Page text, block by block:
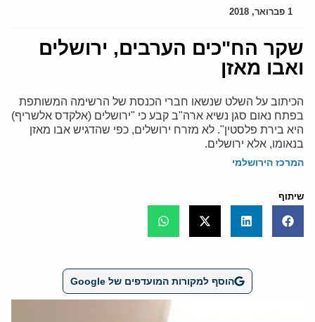
1 פברואר, 2018
שקר הח"כים הערבים, ירושלים
ואבו מאזן
הכיתוב על השלט שנשאו חברי הכנסת של הרשימה המשותפת
בפתח נאום סגן נשיא ארה"ב קבע כי "ירושלים (אלקדס אלשריף)
היא בירת פלסטין". לא מזרח ירושלים, כפי שהדגיש אבו מאזן
בנאומו, אלא ירושלים.
המרכז הירושלמי
שיתוף
הוסף למקורות המועדפים של Google